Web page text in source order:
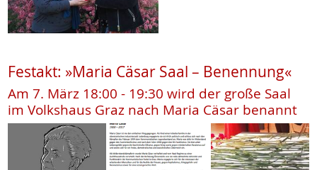
Festakt: »Maria Cäsar Saal – Benennung«
Am 7. März 18:00 - 19:30 wird der große Saal
im Volkshaus Graz nach Maria Cäsar benannt